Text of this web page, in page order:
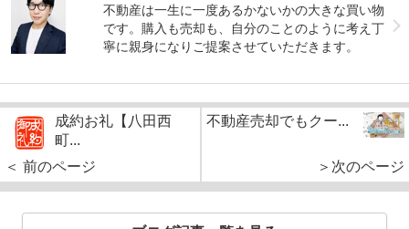
不動産は一生に一度あるかないかの大きな買い物
です。購入も売却も、自分のことのように考え丁
寧に親身になりご提案させていただきます。
成約お礼【八田西
町...
＜ 前のページ
不動産売却でもクー...
＞次のページ